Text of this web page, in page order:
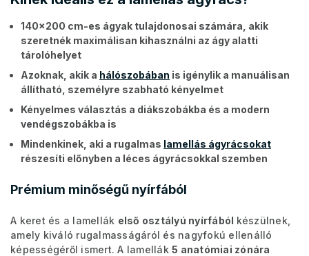
140x200 cm-es ágyak tulajdonosai számára, akik
szeretnék maximálisan kihasználni az ágy alatti
tárolóhelyet
Azoknak, akik a hálószobában is igénylik a manuálisan
állítható, személyre szabható kényelmet
Kényelmes választás a diákszobákba és a modern
vendégszobákba is
Mindenkinek, aki a rugalmas lamellás ágyrácsokat
részesíti előnyben a léces ágyrácsokkal szemben
Prémium minőségű nyírfából
A keret és a lamellák első osztályú nyírfából készülnek,
amely kiváló rugalmasságáról és nagyfokú ellenálló
képességéről ismert. A lamellák 5 anatómiai zónára